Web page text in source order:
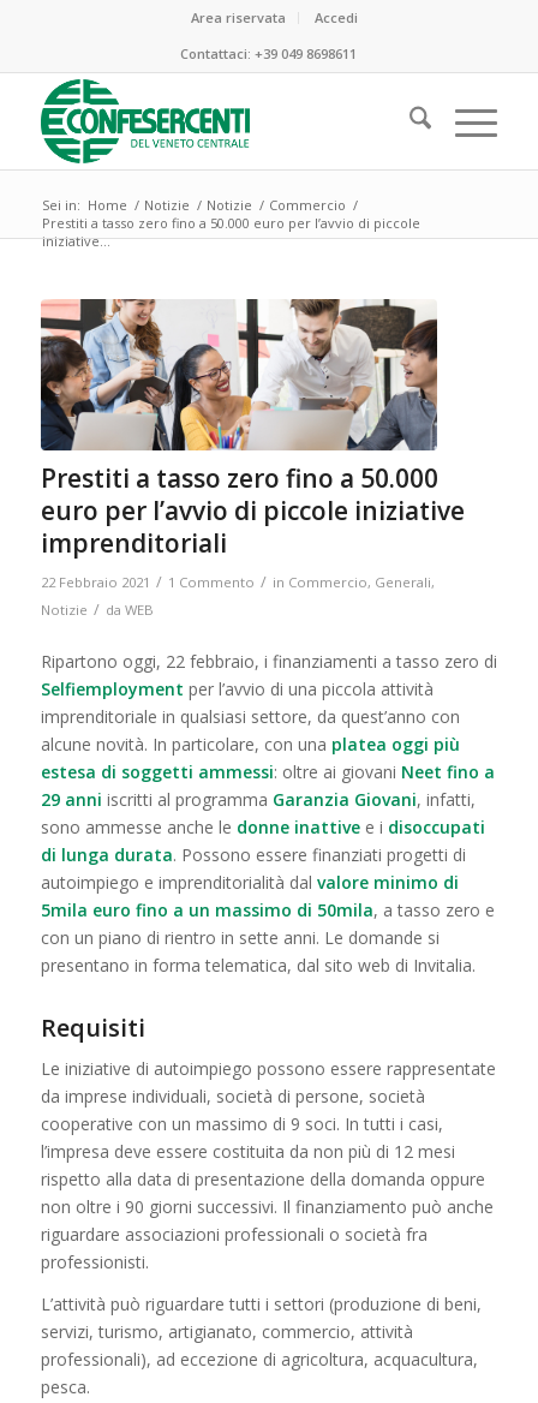
Area riservata
Accedi
Contattaci:+39 049 8698611
Sei in: Home / Notizie / Notizie / Commercio /
Prestiti a tasso zero fino a 50.000 euro per l’avvio di piccole
iniziative...
Prestiti a tasso zero fino a 50.000
euro per l’avvio di piccole iniziative
imprenditoriali
22 Febbraio 2021 / 1 Commento / in Commercio, Generali,
Notizie / da WEB
Ripartono oggi, 22 febbraio, i finanziamenti a tasso zero di
Selfiemployment per l’avvio di una piccola attività
imprenditoriale in qualsiasi settore, da quest’anno con
alcune novità. In particolare, con una platea oggi più
estesa di soggetti ammessi: oltre ai giovani Neet fino a
29 anni iscritti al programma Garanzia Giovani, infatti,
sono ammesse anche le donne inattivee i disoccupati
di lunga durata. Possono essere finanziati progetti di
autoimpiego e imprenditorialità dal valore minimo di
5mila euro fino a un massimo di 50mila, a tasso zero e
con un piano di rientro in sette anni. Le domande si
presentano in forma telematica, dal sito web di Invitalia.
Requisiti
Le iniziative di autoimpiego possono essere rappresentate
da imprese individuali, società di persone, società
cooperative con un massimo di 9 soci. In tutti i casi,
l’impresa deve essere costituita da non più di 12 mesi
rispetto alla data di presentazione della domanda oppure
non oltre i 90 giorni successivi. Il finanziamento può anche
riguardare associazioni professionali o società fra
professionisti.
L’attività può riguardare tutti i settori (produzione di beni,
servizi, turismo, artigianato, commercio, attività
professionali), ad eccezione di agricoltura, acquacultura,
pesca.